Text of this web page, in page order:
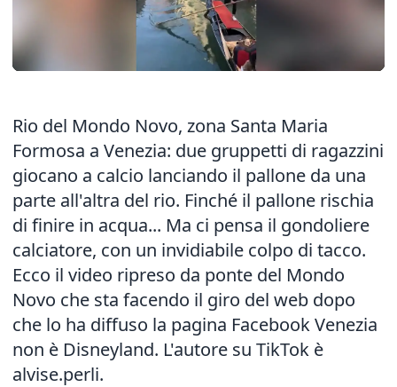
Rio del Mondo Novo, zona Santa Maria
Formosa a Venezia: due gruppetti di ragazzini
giocano a calcio lanciando il pallone da una
parte all'altra del rio. Finché il pallone rischia
di finire in acqua... Ma ci pensa il gondoliere
calciatore, con un invidiabile colpo di tacco.
Ecco il video ripreso da ponte del Mondo
Novo che sta facendo il giro del web dopo
che lo ha diffuso la pagina Facebook Venezia
non è Disneyland. L'autore su TikTok è
alvise.perli.